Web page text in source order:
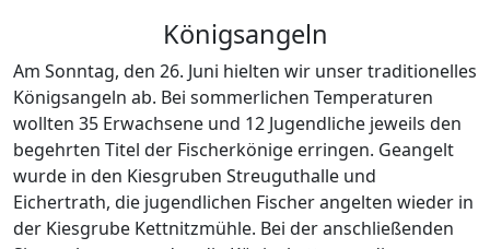
Königsangeln
Am Sonntag, den 26. Juni hielten wir unser traditionelles
Königsangeln ab. Bei sommerlichen Temperaturen
wollten 35 Erwachsene und 12 Jugendliche jeweils den
begehrten Titel der Fischerkönige erringen. Geangelt
wurde in den Kiesgruben Streuguthalle und
Eichertrath, die jugendlichen Fischer angelten wieder in
der Kiesgrube Kettnitzmühle. Bei der anschließenden